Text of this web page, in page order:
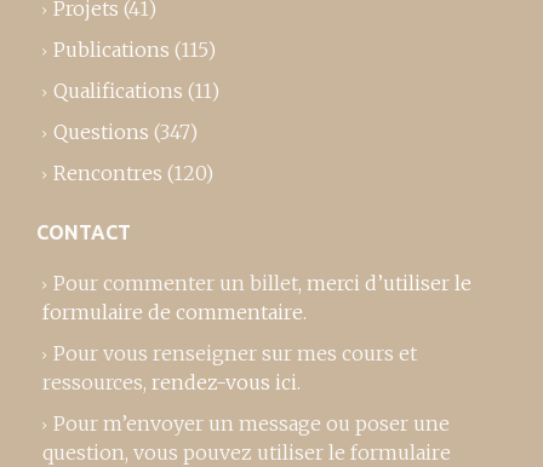
Projets (41)
Publications (115)
Qualifications (11)
Questions (347)
Rencontres (120)
CONTACT
Pour commenter un billet, merci d’utiliser le
formulaire de commentaire.
Pour vous renseigner sur mes cours et
ressources, rendez-vous ici.
Pour m’envoyer un message ou poser une
question, vous pouvez utiliser le formulaire